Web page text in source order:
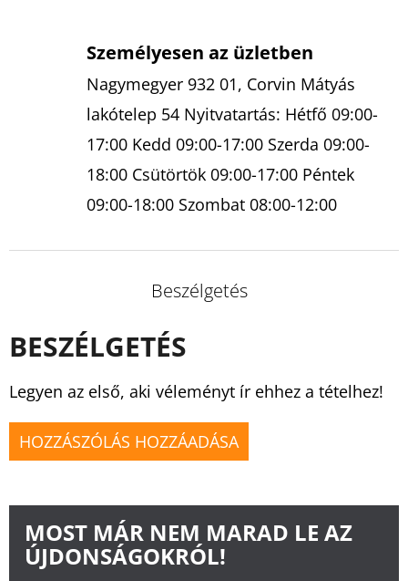
Személyesen az üzletben
Nagymegyer 932 01, Corvin Mátyás
lakótelep 54 Nyitvatartás: Hétfő 09:00-
17:00 Kedd 09:00-17:00 Szerda 09:00-
18:00 Csütörtök 09:00-17:00 Péntek
09:00-18:00 Szombat 08:00-12:00
Beszélgetés
BESZÉLGETÉS
Legyen az első, aki véleményt ír ehhez a tételhez!
HOZZÁSZÓLÁS HOZZÁADÁSA
MOST MÁR NEM MARAD LE AZ
ÚJDONSÁGOKRÓL!